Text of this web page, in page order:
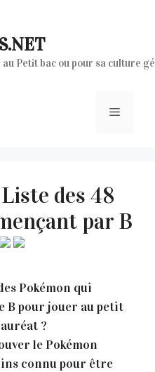
Petit bac ou pour sa culture
Menu
des 48
par B
Pokémon qui
B pour jouer au petit
?
le Pokémon
connu pour être